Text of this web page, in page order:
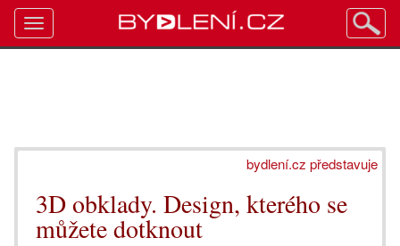
bydlení.cz představuje
3D obklady. Design, kterého se
můžete dotknout
Toggle
navigation